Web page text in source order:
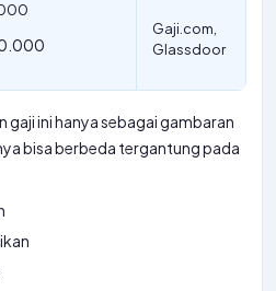
Gaji.com,
Glassdoor
gaji ini hanya sebagai gambaran
bisa berbeda tergantung pada